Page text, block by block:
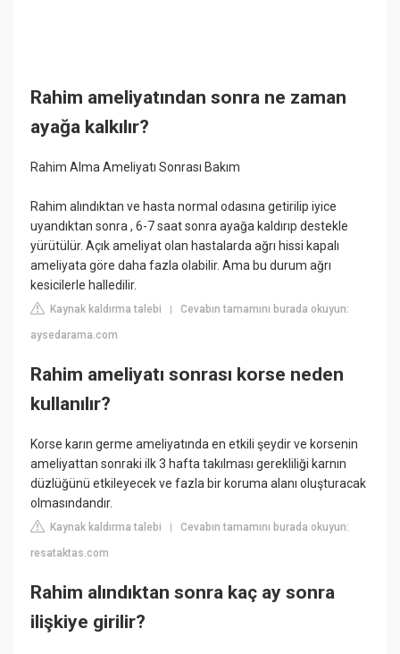
Rahim ameliyatından sonra ne zaman
ayağa kalkılır?
Rahim Alma Ameliyatı Sonrası Bakım
Rahim alındıktan ve hasta normal odasına getirilip iyice
uyandıktan sonra , 6-7 saat sonra ayağa kaldırıp destekle
yürütülür. Açık ameliyat olan hastalarda ağrı hissi kapalı
ameliyata göre daha fazla olabilir. Ama bu durum ağrı
kesicilerle halledilir.
Kaynak kaldırma talebi |Cevabın tamamını burada okuyun:
aysedarama.com
Rahim ameliyatı sonrası korse neden
kullanılır?
Korse karın germe ameliyatında en etkili şeydir ve korsenin
ameliyattan sonraki ilk 3 hafta takılması gerekliliği karnın
düzlüğünü etkileyecek ve fazla bir koruma alanı oluşturacak
olmasındandır.
Kaynak kaldırma talebi |Cevabın tamamını burada okuyun:
resataktas.com
Rahim alındıktan sonra kaç ay sonra
ilişkiye girilir?